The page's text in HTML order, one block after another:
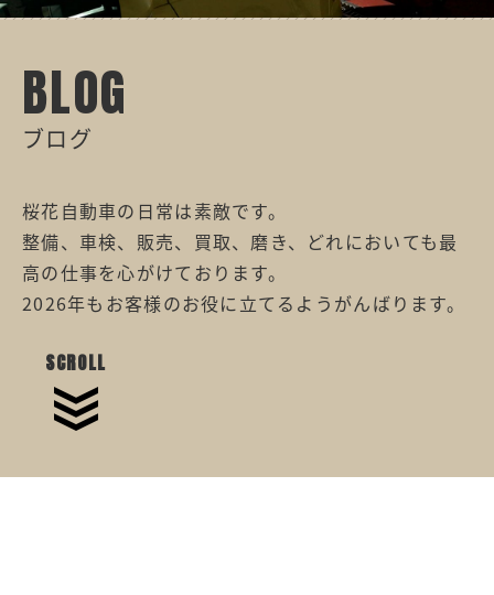
BLOG
ブログ
桜花自動車の日常は素敵です。
整備、車検、販売、買取、磨き、どれにおいても最
高の仕事を心がけております。
2026年もお客様のお役に立てるようがんばります。
SCROLL